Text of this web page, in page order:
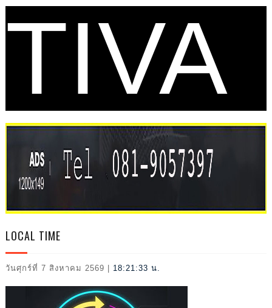
TIVA
L
LOCAL TIME
วันศุกร์ที่ 7 สิงหาคม 2569 18:21:34 น.